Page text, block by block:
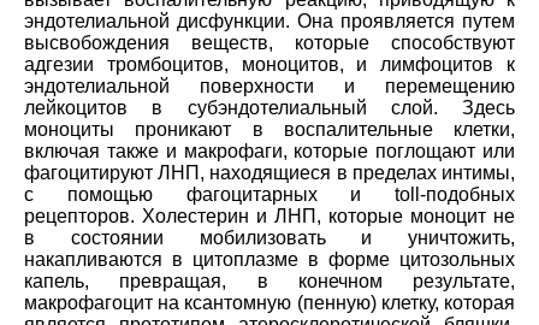
эндотелиальной дисфункции. Она проявляется путем
высвобождения веществ, которые способствуют
адгезии тромбоцитов, моноцитов, и лимфоцитов к
эндотелиальной поверхности и перемещению
лейкоцитов в субэндотелиальный слой. Здесь
моноциты проникают в воспалительные клетки,
включая также и макрофаги, которые поглощают или
фагоцитируют ЛНП, находящиеся в пределах интимы,
с помощью фагоцитарных и toll-подобных
рецепторов. Холестерин и ЛНП, которые моноцит не
в состоянии мобилизовать и уничтожить,
накапливаются в цитоплазме в форме цитозольных
капель, превращая, в конечном результате,
макрофагоцит на ксантомную (пенную) клетку, которая